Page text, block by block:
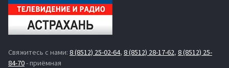
Свяжитесь с нами: 8 (8512) 25-02-64, 8 (8512) 28-17-62, 8 (8512) 25-
84-70- приёмная